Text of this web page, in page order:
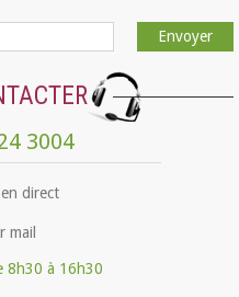
Envoyer
3004
direct
mail
8h30 à 16h30